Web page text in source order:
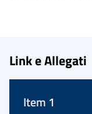
Link e Allegati
Item 1